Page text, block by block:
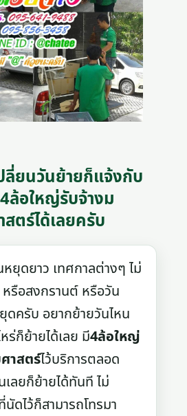
ลี่ยนวันย้ายก็แจ้งกับ
ล้อใหญ่รับจ้างม
สตร์ได้เลยครับ
ดยาว เทศกาลต่างๆ ไม่
หรือสงกรานต์ หรือวัน
ดครับ อยากย้ายวันไหน
ร่ก็ย้ายได้เลย มี4ล้อใหญ่
าสตร์ไว้บริการตลอด
ลยก็ย้ายได้ทันที ไม่
ดไว้ก็สามารถโทรมา